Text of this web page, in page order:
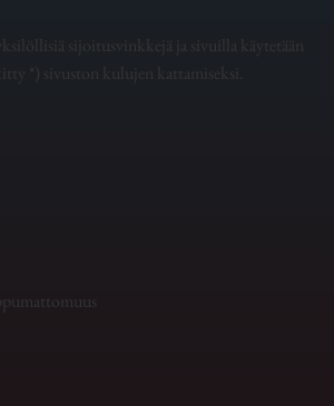
sijoitusvinkkejä ja sivuilla käytetään
*) sivuston kulujen kattamiseksi.